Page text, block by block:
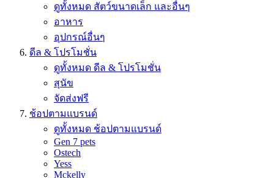
ดูทั้งหมด สัตว์ขนาดเล็ก และอื่นๆ
อาหาร
อุปกรณ์อื่นๆ
ดีล & โปรโมชั่น
ดูทั้งหมด ดีล & โปรโมชั่น
สุนัข
จัดส่งฟรี
ช้อปตามแบรนด์
ดูทั้งหมด ช้อปตามแบรนด์
Gen 7 pets
Ostech
Yess
Mckelly